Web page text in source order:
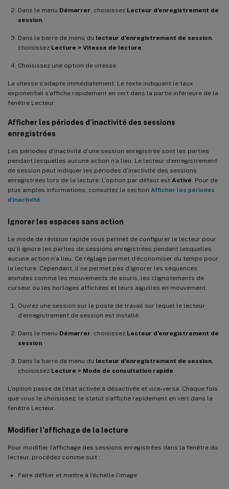
Dans le menu Démarrer , choisissez Lecteur d’enregistrement de
session
Dans la barre de menu du lecteur d’enregistrement de session
choisissez Lecture > Vitesse de lecture
Choisissez une option de vitesse.
La vitesse s’adapte immédiatement. Le texte indiquant le taux
exponentiel s’affiche rapidement en vert dans la partie inférieure de la
fenêtre Lecteur.
Afficher les périodes d’inactivité des sessions
enregistrées
Les périodes d’inactivité d’une session enregistrée sont les parties
pendant lesquelles aucune action n’a lieu. Le lecteur d’enregistrement
de session peut indiquer les périodes d’inactivité des sessions
enregistrées lors de la lecture. L’option par défaut est Activé . Pour de
plus amples informations, consultez la section Afficher les périodes
d’inactivité
Ignorer les espaces sans action
Le mode de révision rapide vous permet de configurer le lecteur pour
qu’il ignore les parties de sessions enregistrées pendant lesquelles
aucune action n’a lieu. Ce réglage permet d’économiser du temps pour
la lecture. Cependant, il ne permet pas d’ignorer les séquences
animées comme les mouvements de souris, les clignotements de
curseur ou les horloges affichées et leurs aiguilles en mouvement.
Ouvrez une session sur le poste de travail sur lequel le lecteur
d’enregistrement de session est installé.
Dans le menu Démarrer , choisissez Lecteur d’enregistrement de
session
Dans la barre de menu du lecteur d’enregistrement de session
choisissez Lecture > Mode de consultation rapide
L’option passe de l’état activée à désactivée et vice-versa. Chaque fois
que vous le choisissez, le statut s’affiche rapidement en vert dans la
fenêtre Lecteur.
Modifier l’affichage de la lecture
Pour modifier l’affichage des sessions enregistrées dans la fenêtre du
lecteur, procédez comme suit :
Faire défiler et mettre à l’échelle l’image